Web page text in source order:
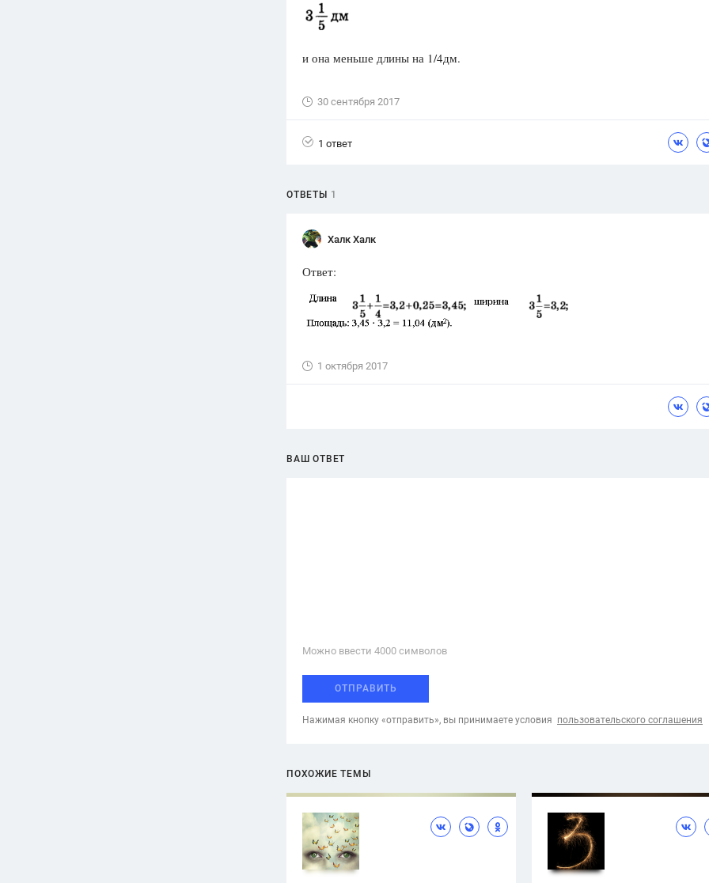
и она меньше длины на 1/4дм.
30 сентября 2017
1 ответ
ОТВЕТЫ 1
Халк Халк
Ответ:
1 октября 2017
ВАШ ОТВЕТ
Можно ввести 4000 cимволов
ОТПРАВИТЬ
Нажимая кнопку «отправить», вы принимаете условия пользовательского соглашения
ПОХОЖИЕ ТЕМЫ